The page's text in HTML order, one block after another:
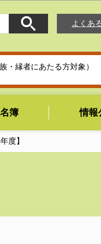
よくあ
・縁者にあたる方対象）
簿 情報
度】